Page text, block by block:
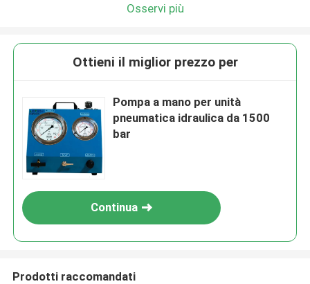
Osservi più
Ottieni il miglior prezzo per
Pompa a mano per unità
pneumatica idraulica da 1500
bar
Continua
Prodotti raccomandati